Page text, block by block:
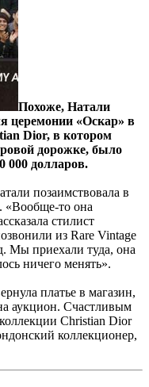
Похоже, Натали
церемонии «Оскар» в
Dior, в котором
дорожке, было
000 долларов.
позаимствовала в
«Вообще-то она
стилист
из Rare Vintage
Мы приехали туда, она
ничего менять».
платье в магазин,
аукцион. Счастливым
Christian Dior
коллекционер,